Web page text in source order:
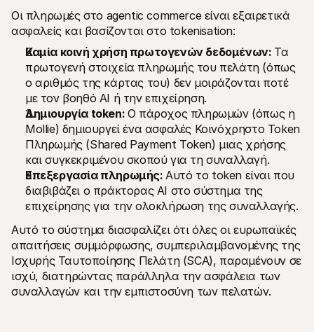
Οι πληρωμές στο agentic commerce είναι εξαιρετικά
ασφαλείς και βασίζονται στο tokenisation:
Καμία κοινή χρήση πρωτογενών δεδομένων: Τα
πρωτογενή στοιχεία πληρωμής του πελάτη (όπως
ο αριθμός της κάρτας του) δεν μοιράζονται ποτέ
με τον βοηθό AI ή την επιχείρηση.
Δημιουργία token: Ο πάροχος πληρωμών (όπως η
Mollie) δημιουργεί ένα ασφαλές Κοινόχρηστο Token
Πληρωμής (Shared Payment Token) μιας χρήσης
και συγκεκριμένου σκοπού για τη συναλλαγή.
Επεξεργασία πληρωμής: Αυτό το token είναι που
διαβιβάζει ο πράκτορας AI στο σύστημα της
επιχείρησης για την ολοκλήρωση της συναλλαγής.
Αυτό το σύστημα διασφαλίζει ότι όλες οι ευρωπαϊκές
απαιτήσεις συμμόρφωσης, συμπεριλαμβανομένης της
Ισχυρής Ταυτοποίησης Πελάτη (SCA), παραμένουν σε
ισχύ, διατηρώντας παράλληλα την ασφάλεια των
συναλλαγών και την εμπιστοσύνη των πελατών.